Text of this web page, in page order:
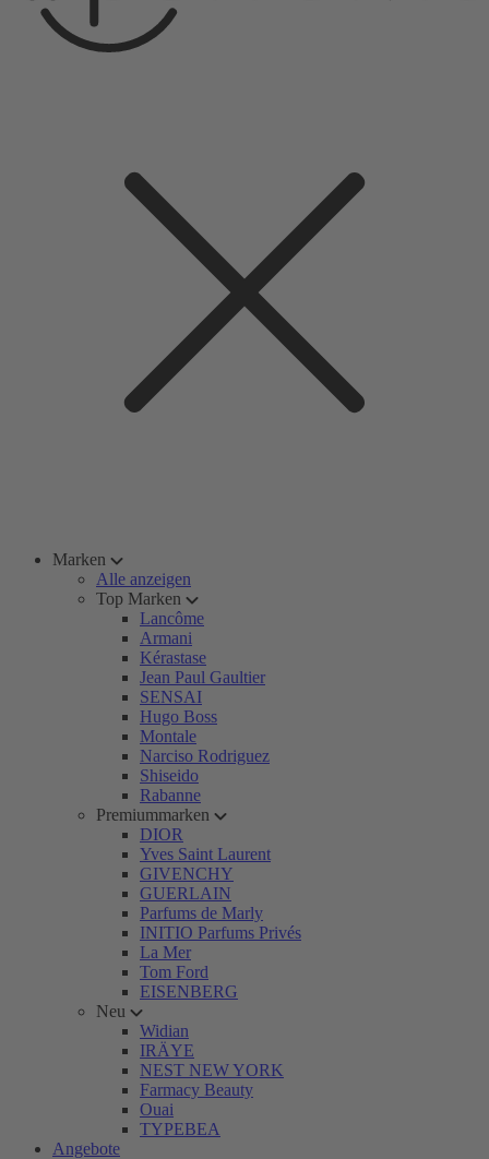
Marken
Alle anzeigen
Top Marken
Lancôme
Armani
Kérastase
Jean Paul Gaultier
SENSAI
Hugo Boss
Montale
Narciso Rodriguez
Shiseido
Rabanne
Premiummarken
DIOR
Yves Saint Laurent
GIVENCHY
GUERLAIN
Parfums de Marly
INITIO Parfums Privés
La Mer
Tom Ford
EISENBERG
Neu
Widian
IRÄYE
NEST NEW YORK
Farmacy Beauty
Ouai
TYPEBEA
Angebote